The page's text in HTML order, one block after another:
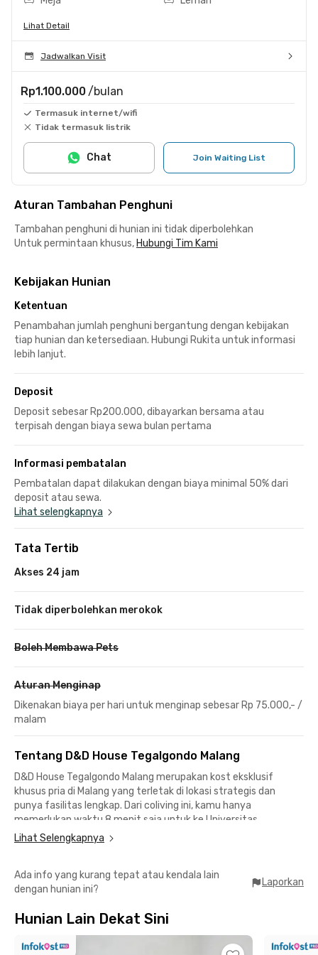
Lihat Detail
Jadwalkan Visit
Rp1.100.000 /bulan
Termasuk internet/wifi
Tidak termasuk listrik
Join Waiting List
Chat
Aturan Tambahan Penghuni
Tambahan penghuni di hunian ini tidak diperbolehkan
Untuk permintaan khusus, Hubungi Tim Kami
Kebijakan Hunian
Ketentuan
Penambahan jumlah penghuni bergantung dengan kebijakan
tiap hunian dan ketersediaan. Hubungi Rukita untuk informasi
lebih lanjut.
Deposit
Deposit sebesar Rp200.000, dibayarkan bersama atau
terpisah dengan biaya sewa bulan pertama
Informasi pembatalan
Pembatalan dapat dilakukan dengan biaya minimal 50% dari
deposit atau sewa.
Lihat selengkapnya
Tata Tertib
Akses 24 jam
Tidak diperbolehkan merokok
Boleh Membawa Pets
Aturan Menginap
Dikenakan biaya per hari untuk menginap sebesar Rp 75.000,- /
malam
Tentang D&D House Tegalgondo Malang
D&D House Tegalgondo Malang merupakan kost eksklusif
khusus pria di Malang yang terletak di lokasi strategis dan
punya fasilitas lengkap. Dari coliving ini, kamu hanya
memerlukan waktu 8 menit saja untuk ke Universitas
Muhammadiyah Malang (UMM), sementara ke Universitas
Brawijaya maupun Universitas Negeri Malang bisa dicapai hanya
Mencari tempat makan atau nongkrong? Tenang, ada banyak
mulai dari Kampoeng Djowo Malang, The Weekend Cafe &
Workspace, OR Traffic, hingga Waroeng Spesial Sambal "SS".
Lihat Selengkapnya
Ada info yang kurang tepat atau kendala lain
dengan hunian ini?
Laporkan
Hunian Lain Dekat Sini